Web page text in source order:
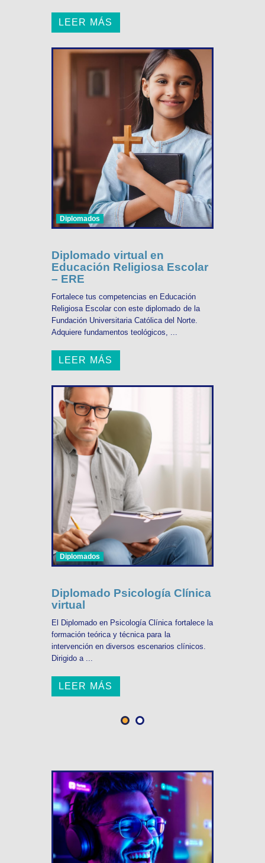
LEER MÁS
Diplomados
Diplomado virtual en
Educación Religiosa Escolar
– ERE
Fortalece tus competencias en Educación
Religiosa Escolar con este diplomado de la
Fundación Universitaria Católica del Norte.
Adquiere fundamentos teológicos, ...
LEER MÁS
Diplomados
Diplomado Psicología Clínica
virtual
El Diplomado en Psicología Clínica fortalece la
formación teórica y técnica para la
intervención en diversos escenarios clínicos.
Dirigido a ...
LEER MÁS